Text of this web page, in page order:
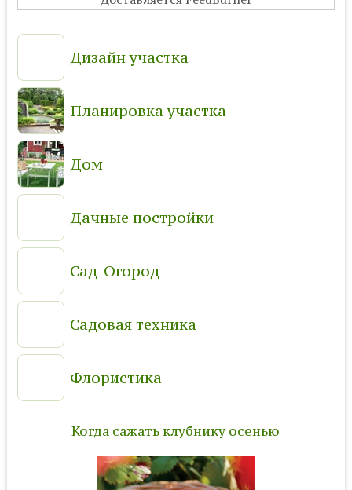
Дизайн участка
Планировка участка
Дом
Дачные постройки
Сад-Огород
Садовая техника
Флористика
Когда сажать клубнику осенью